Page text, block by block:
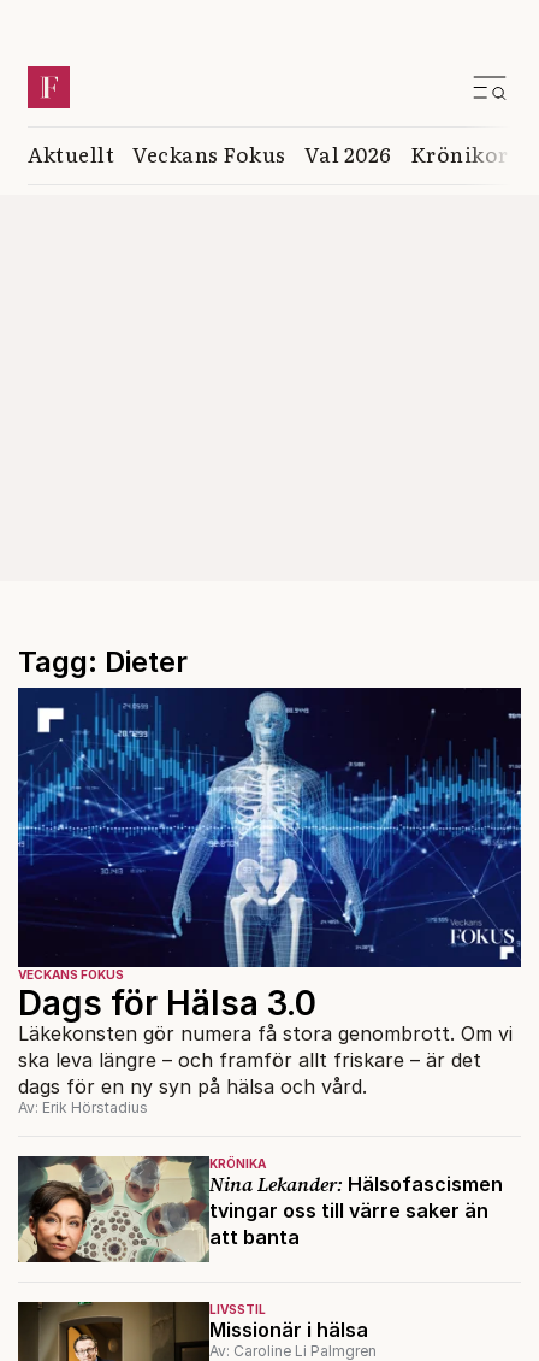
Aktuellt Veckans Fokus Val 2026 Krönikor
Tagg: Dieter
KRÖNIKA
Nina Lekander: Hälsofascismen
tvingar oss till värre saker än
att banta
LIVSSTIL
Missionär i hälsa
Av: Caroline Li Palmgren
VECKANS FOKUS
Dags för Hälsa 3.0
Läkekonsten gör numera få stora genombrott. Om vi
ska leva längre – och framför allt friskare – är det
dags för en ny syn på hälsa och vård.
Av: Erik Hörstadius